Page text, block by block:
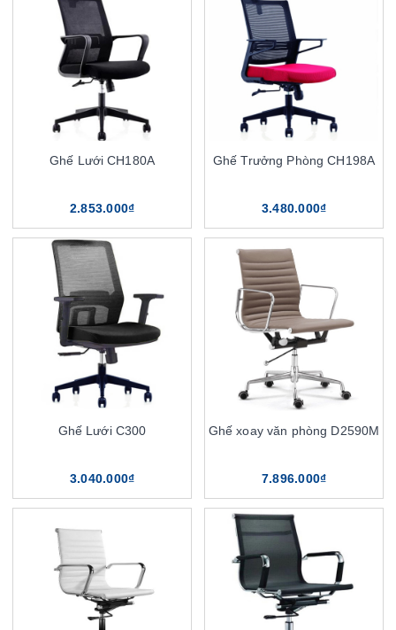
Ghế Lưới CH180A
2.853.000₫
Ghế Trưởng Phòng CH198A
3.480.000₫
Ghế Lưới C300
3.040.000₫
Ghế xoay văn phòng D2590M
7.896.000₫